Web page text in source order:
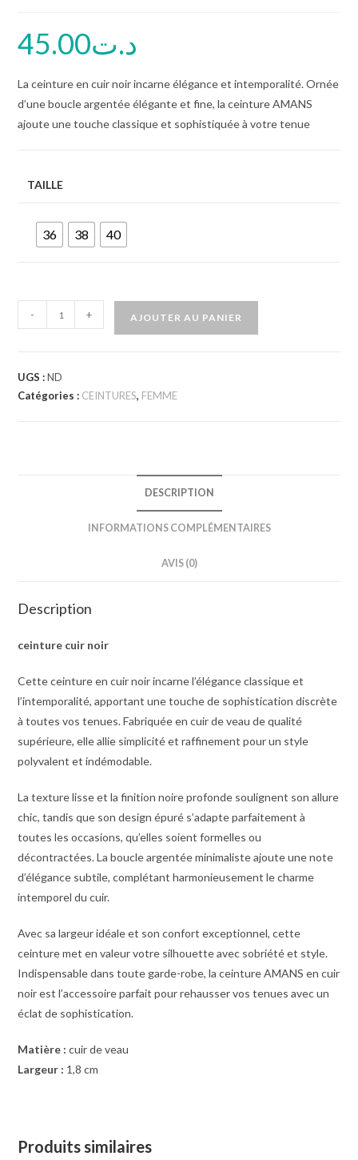
د.ت45.00
La ceinture en cuir noir incarne élégance et intemporalité. Ornée
d’une boucle argentée élégante et fine, la ceinture AMANS
ajoute une touche classique et sophistiquée à votre tenue
TAILLE
36 38 40
- + AJOUTER AU PANIER
UGS :ND
Catégories : CEINTURES, FEMME
DESCRIPTION
INFORMATIONS COMPLÉMENTAIRES
AVIS (0)
Description
ceinture cuir noir
Cette ceinture en cuir noir incarne l’élégance classique et
l’intemporalité, apportant une touche de sophistication discrète
à toutes vos tenues. Fabriquée en cuir de veau de qualité
supérieure, elle allie simplicité et raffinement pour un style
polyvalent et indémodable.
La texture lisse et la finition noire profonde soulignent son allure
chic, tandis que son design épuré s’adapte parfaitement à
toutes les occasions, qu’elles soient formelles ou
décontractées. La boucle argentée minimaliste ajoute une note
d’élégance subtile, complétant harmonieusement le charme
intemporel du cuir.
Avec sa largeur idéale et son confort exceptionnel, cette
ceinture met en valeur votre silhouette avec sobriété et style.
Indispensable dans toute garde-robe, la ceinture AMANS en cuir
noir est l’accessoire parfait pour rehausser vos tenues avec un
éclat de sophistication.
Matière : cuir de veau
Largeur : 1,8 cm
Produits similaires